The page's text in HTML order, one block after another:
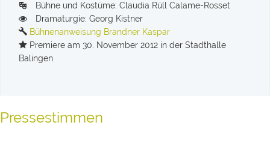
Bühne und Kostüme: Claudia Rüll Calame-Rosset
Dramaturgie: Georg Kistner
Bühnenanweisung Brandner Kaspar
Premiere am 30. November 2012 in der Stadthalle
Balingen
Pressestimmen